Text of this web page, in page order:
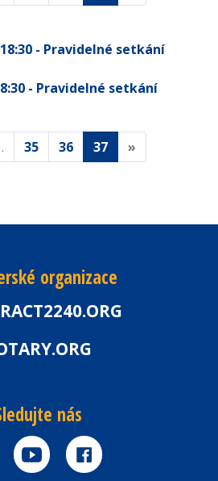
- Pravidelné setkání
- Pravidelné setkání
35 36 37 »
organizace
nás